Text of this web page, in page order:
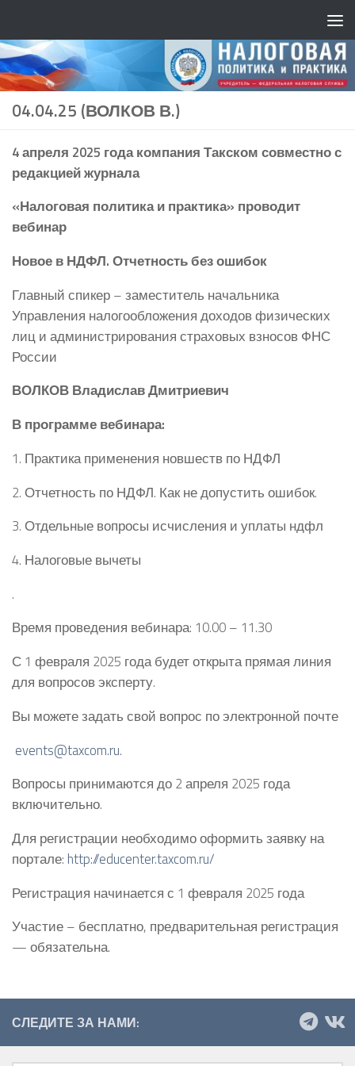
04.04.25 (ВОЛКОВ В.)
4 апреля 2025 года компания Такском совместно с
редакцией журнала
«Налоговая политика и практика» проводит
вебинар
Новое в НДФЛ. Отчетность без ошибок
Главный спикер – заместитель начальника
Управления налогообложения доходов физических
лиц и администрирования страховых взносов ФНС
России
ВОЛКОВ Владислав Дмитриевич
В программе вебинара:
1. Практика применения новшеств по НДФЛ
2. Отчетность по НДФЛ. Как не допустить ошибок.
3. Отдельные вопросы исчисления и уплаты ндфл
4. Налоговые вычеты
.
Время проведения вебинара: 10.00 – 11.30
С 1 февраля 2025 года будет открыта прямая линия
для вопросов эксперту.
Вы можете задать свой вопрос по электронной почте
events@taxcom.ru.
Вопросы принимаются до 2 апреля 2025 года
включительно.
Для регистрации необходимо оформить заявку на
портале: http://educenter.taxcom.ru/
Регистрация начинается с 1 февраля 2025 года
Участие – бесплатно, предварительная регистрация
— обязательна.
СЛЕДИТЕ ЗА НАМИ: